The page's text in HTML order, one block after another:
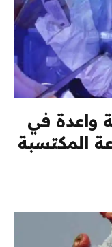
واعدة في
المكتسبة